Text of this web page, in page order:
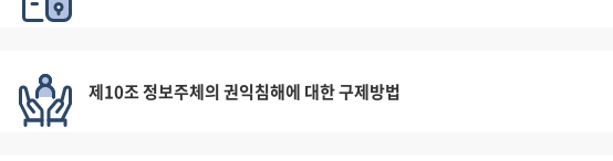
제10조 정보주체의 권익침해에 대한 구제방법